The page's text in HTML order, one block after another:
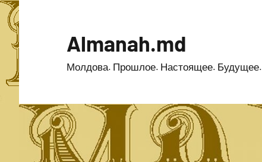
Перейти
к
содержимомуAlmanah.md
Молдова. Прошлое. Настоящее. Будущее.